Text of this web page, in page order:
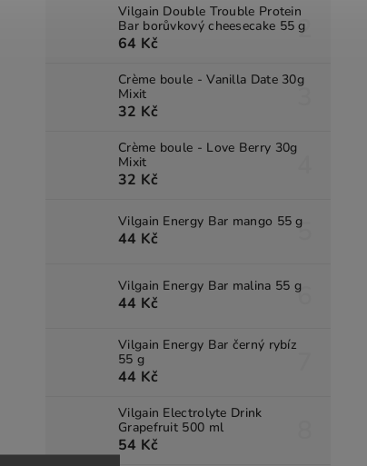
Vilgain Double Trouble Protein
Bar borůvkový cheesecake 55 g
64 Kč
Crème boule - Vanilla Date 30g
Mixit
32 Kč
Crème boule - Love Berry 30g
Mixit
32 Kč
Vilgain Energy Bar mango 55 g
44 Kč
Vilgain Energy Bar malina 55 g
44 Kč
Vilgain Energy Bar černý rybíz
55 g
44 Kč
Vilgain Electrolyte Drink
Grapefruit 500 ml
54 Kč